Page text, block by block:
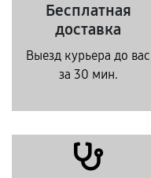
Бесплатная
доставка
Выезд курьера до вас
за 30 мин.